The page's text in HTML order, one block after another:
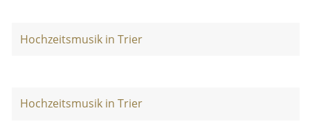
Hochzeitsmusik in Trier
Hochzeitsmusik in Trier